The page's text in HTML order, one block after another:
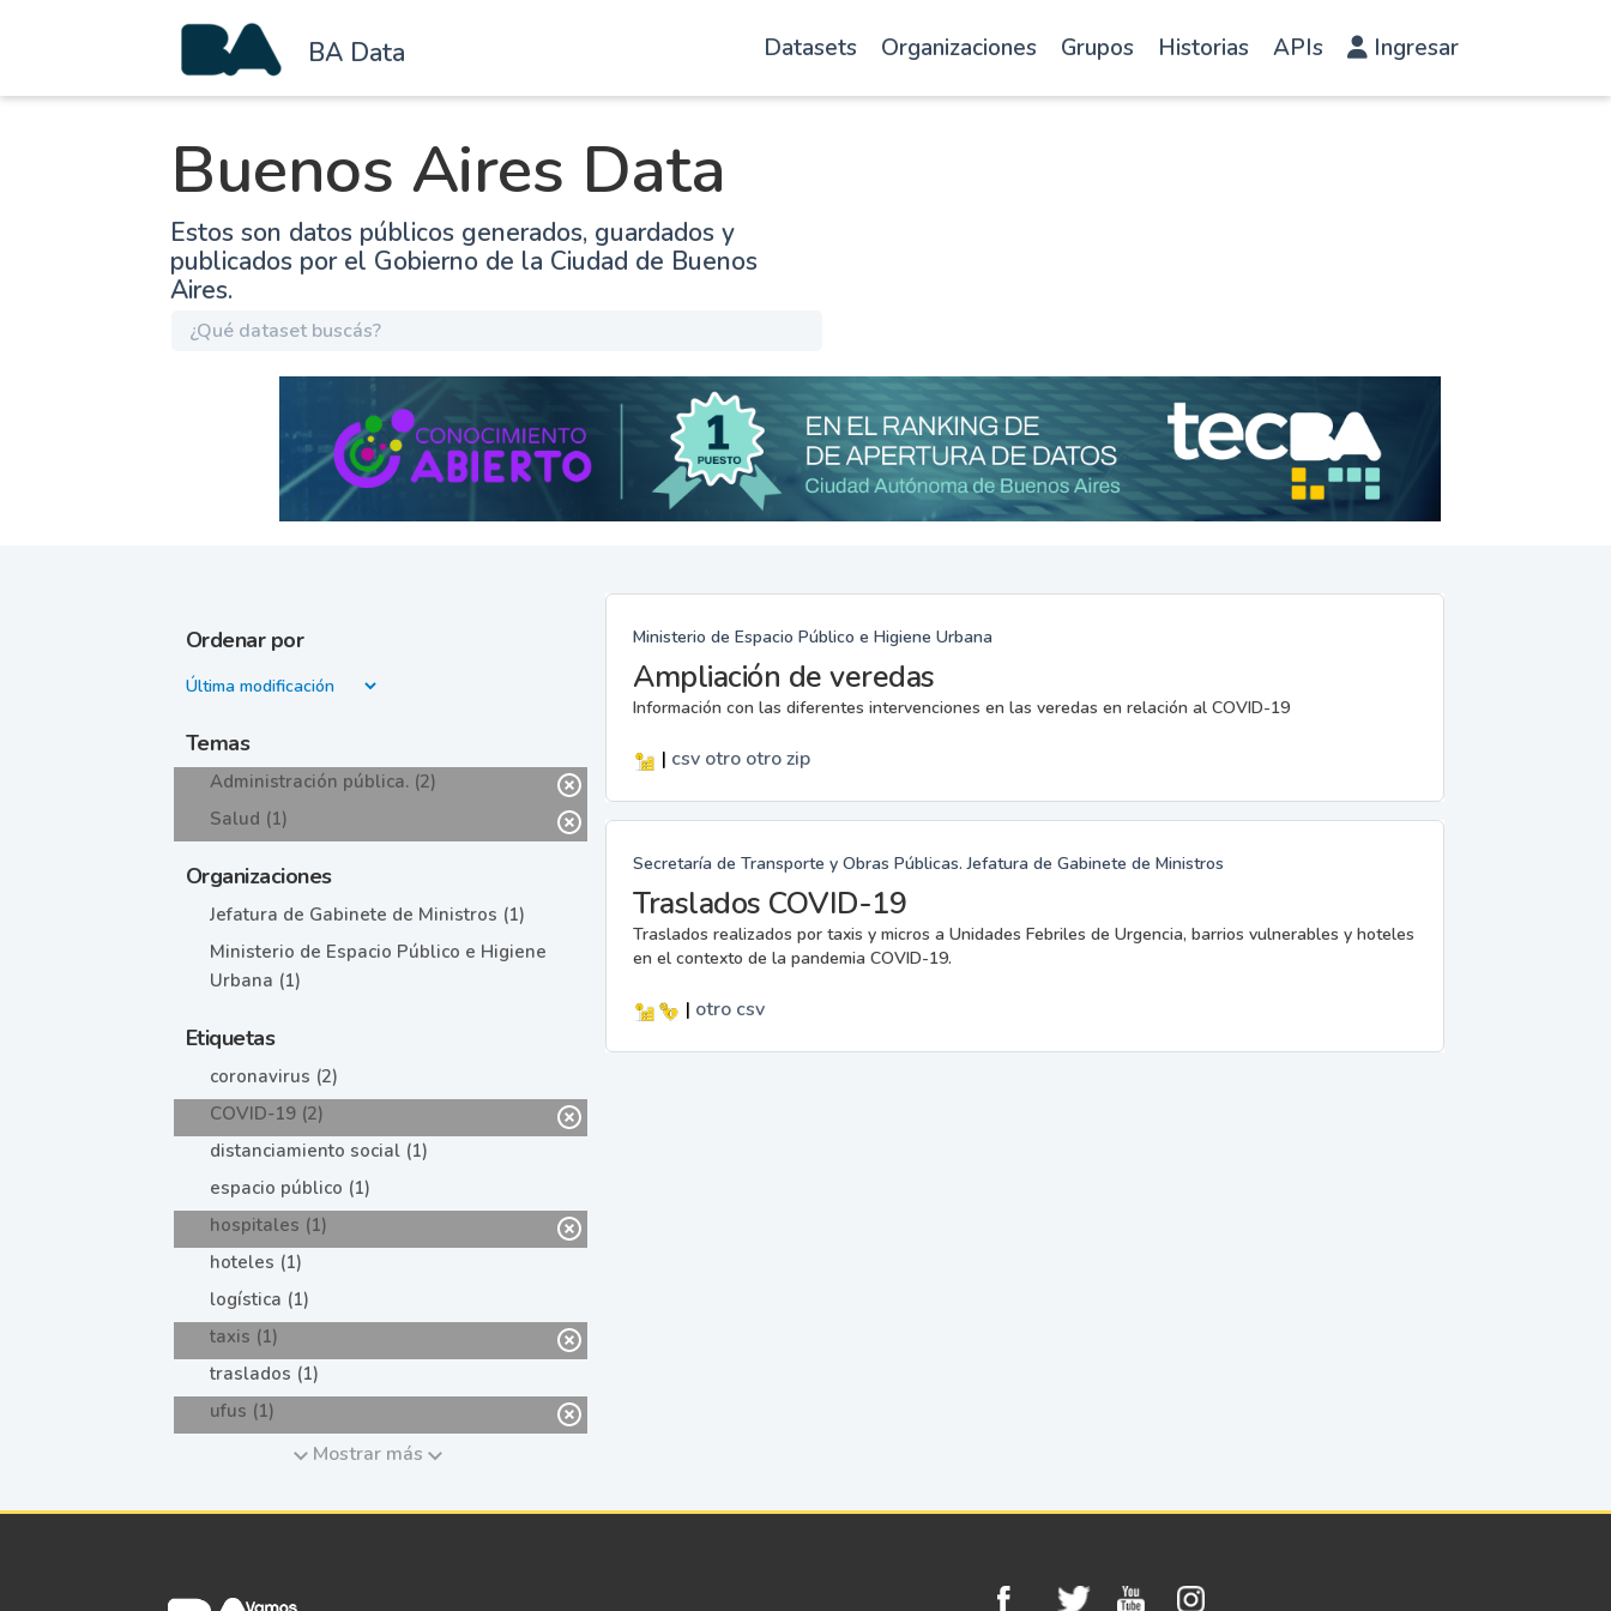
BA Data Datasets Organizaciones Grupos Historias APIs Ingresar
Buenos Aires Data
Estos son datos públicos generados, guardados y
publicados por el Gobierno de la Ciudad de Buenos
Aires.
Ordenar por
Temas
Administración pública. (2)
Salud (1)
Organizaciones
Jefatura de Gabinete de Ministros (1)
Ministerio de Espacio Público e Higiene
Urbana (1)
Etiquetas
coronavirus (2)
COVID-19 (2)
distanciamiento social (1)
espacio público (1)
hospitales (1)
hoteles (1)
logística (1)
taxis (1)
traslados (1)
ufus (1)
Mostrar más
Ministerio de Espacio Público e Higiene Urbana
Ampliación de veredas
Información con las diferentes intervenciones en las veredas en relación al COVID-19
| csv otro otrozip
Secretaría de Transporte y Obras Públicas. Jefatura de Gabinete de Ministros
Traslados COVID-19
Traslados realizados por taxis y micros a Unidades Febriles de Urgencia, barrios vulnerables y hoteles
en el contexto de la pandemia COVID-19.
| otro csv